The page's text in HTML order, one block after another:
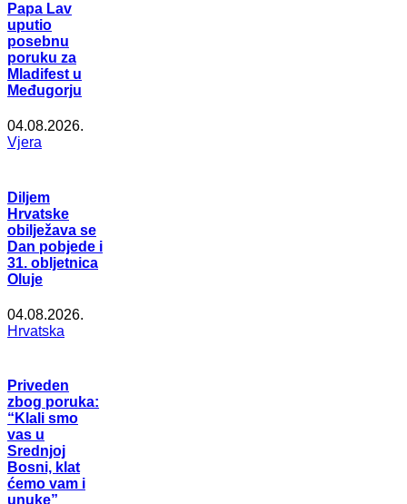
Papa Lav
uputio
posebnu
poruku za
Mladifest u
Međugorju
04.08.2026.
Vjera
Diljem
Hrvatske
obilježava se
Dan pobjede i
31. obljetnica
Oluje
04.08.2026.
Hrvatska
Priveden
zbog poruka:
“Klali smo
vas u
Srednjoj
Bosni, klat
ćemo vam i
unuke”